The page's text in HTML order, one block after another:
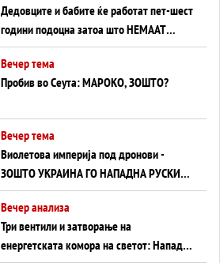
Дедовците и бабите ќе работат пет-шест
години подоцна затоа што НЕМААТ
ВНУЦИ ДА ГИ ЗАМЕНАТ
Вечер тема
Пробив во Сеута: МАРОКО, ЗОШТО?
Вечер тема
Виолетова империја под дронови -
ЗОШТО УКРАИНА ГО НАПАДНА РУСКИОТ
WILDBERRIES
Вечер анализа
Три вентили и затворање на
енергетската комора на светот: Нападот